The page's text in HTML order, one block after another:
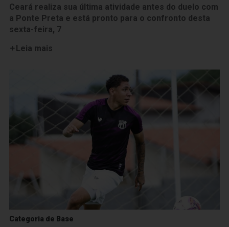
Ceará realiza sua última atividade antes do duelo com
a Ponte Preta e está pronto para o confronto desta
sexta-feira, 7
Leia mais
Categoria de Base